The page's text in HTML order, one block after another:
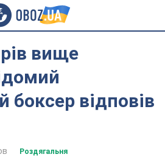
вище
боксер відповів
Роздягальня